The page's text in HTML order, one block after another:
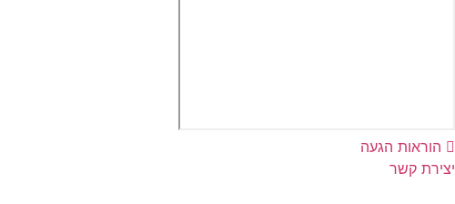
הוראות הגעה
יצירת קשר